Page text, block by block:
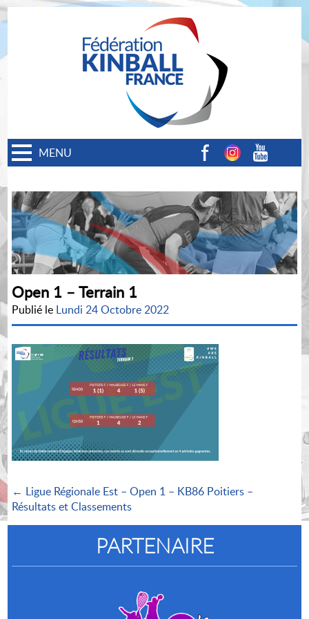
MENU
Open 1 – Terrain 1
Publié le Lundi 24 Octobre 2022
← Ligue Régionale Est – Open 1 – KB86 Poitiers –
Résultats et Classements
PARTENAIRE